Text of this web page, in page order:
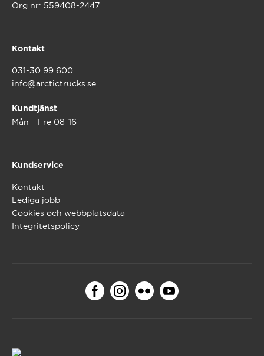
Org nr: 559408-2447
Kontakt
031-30 99 600
info@arctictrucks.se
Kundtjänst
Mån – Fre 08-16
Kundservice
Kontakt
Lediga jobb
Cookies och webbplatsdata
Integritetspolicy